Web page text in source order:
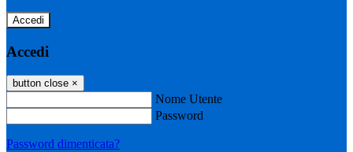
Accedi
Accedi
button close ×
Nome Utente
Password
Password dimenticata?